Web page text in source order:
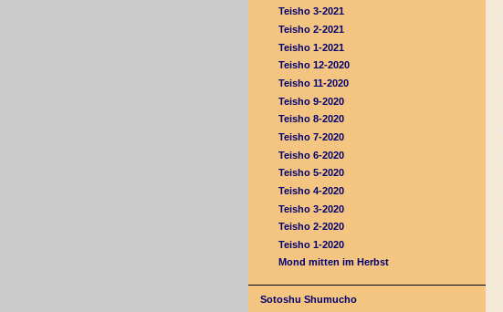
Teisho 3-2021
Teisho 2-2021
Teisho 1-2021
Teisho 12-2020
Teisho 11-2020
Teisho 9-2020
Teisho 8-2020
Teisho 7-2020
Teisho 6-2020
Teisho 5-2020
Teisho 4-2020
Teisho 3-2020
Teisho 2-2020
Teisho 1-2020
Mond mitten im Herbst
Sotoshu Shumucho